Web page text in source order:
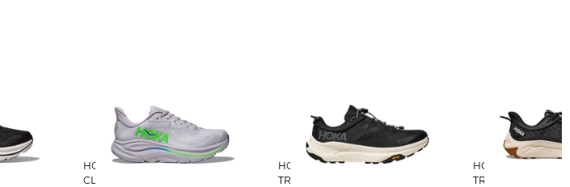
HOKA | Herren Laufschuhe
CLIFTON 10
HOKA | Herren Laufschuhe
TRANSPORT
HOKA | Herren Laufschuhe
TRANSPORT 2